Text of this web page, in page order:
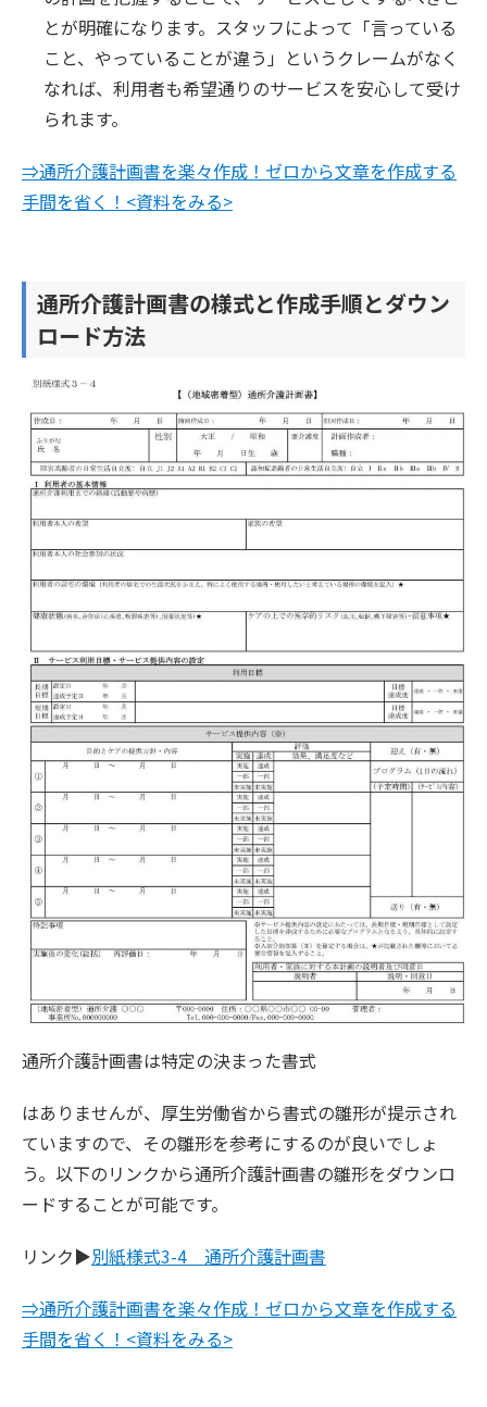
とが明確になります。スタッフによって「言っている
こと、やっていることが違う」というクレームがなく
なれば、利用者も希望通りのサービスを安心して受け
られます。
⇒通所介護計画書を楽々作成！ゼロから文章を作成する
手間を省く！<資料をみる>
通所介護計画書の様式と作成手順とダウン
ロード方法
通所介護計画書は特定の決まった書式
はありませんが、厚生労働省から書式の雛形が提示され
ていますので、その雛形を参考にするのが良いでしょ
う。以下のリンクから通所介護計画書の雛形をダウンロ
ードすることが可能です。
リンク▶︎別紙様式3-4 通所介護計画書
⇒通所介護計画書を楽々作成！ゼロから文章を作成する
手間を省く！<資料をみる>